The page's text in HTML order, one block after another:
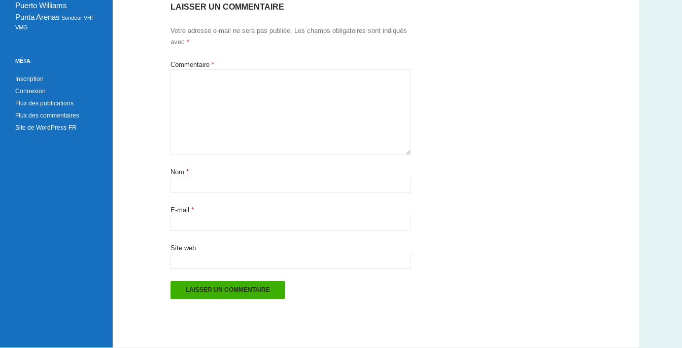
LAISSER UN COMMENTAIRE
Votre adresse e-mail ne sera pas publiée.
Les champs obligatoires sont indiqués
avec *
Commentaire *
Nom *
E-mail *
Site web
Puerto Williams
Punta Arenas Sondeur VHF
VMG
MÉTA
Inscription
Connexion
Flux des publications
Flux des commentaires
Site de WordPress-FR